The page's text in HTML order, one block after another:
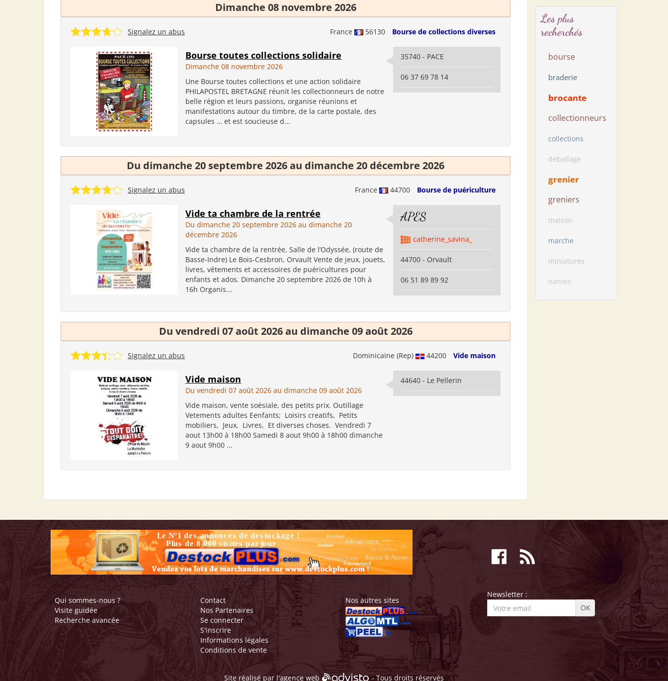
Dimanche 08 novembre 2026
France 56130 Bourse de collections diverses
Signalez un abus
Bourse toutes collections solidaire
Dimanche 08 novembre 2026
Une Bourse toutes collections et une action solidaire
PHILAPOSTEL BRETAGNE réunit les collectionneurs de notre
belle région et leurs passions, organise réunions et
manifestations autour du timbre, de la carte postale, des
capsules … et est soucieuse d...
35740 - PACE
06 37 69 78 14
Du dimanche 20 septembre 2026 au dimanche 20 décembre 2026
France 44700 Bourse de puériculture
Signalez un abus
Vide ta chambre de la rentrée
Du dimanche 20 septembre 2026 au dimanche 20
décembre 2026
Vide ta chambre de la rentrée, Salle de l’Odyssée, (route de
Basse-Indre) Le Bois-Cesbron, Orvault Vente de jeux, jouets,
livres, vêtements et accessoires de puéricultures pour
enfants et ados. Dimanche 20 septembre 2026 de 10h à
16h Organis...
APES
catherine_savina_
44700 - Orvault
06 51 89 89 92
Du vendredi 07 août 2026 au dimanche 09 août 2026
Dominicaine (Rep) 44200 Vide maison
Signalez un abus
Vide maison
Du vendredi 07 août 2026 au dimanche 09 août 2026
Vide maison, vente soésiale, des petits prix. Outillage
Vetements adultes Eenfants; Loisirs creatifs, Petits
mobiliers, Jeux, Livres, Et diverses choses. Vendredi 7
aout 13h00 à 18h00 Samedi 8 aout 9h00 à 18h00 dimanche
9 aout 9h00 ...
44640 - Le Pellerin
Les plus
recherchés
bourse
braderie
brocante
collectionneurs
collections
deballage
grenier
greniers
maison
marche
miniatures
nantes
Qui sommes-nous ?
Visite guidée
Recherche avancée
Contact
Nos Partenaires
Se connecter
S'inscrire
Informations légales
Conditions de vente
Nos autres sites
Newsletter :
Site réalisé par l'agence web - Tous droits réservés